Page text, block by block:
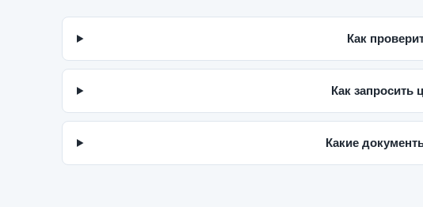
Как
Как запросить
Какие